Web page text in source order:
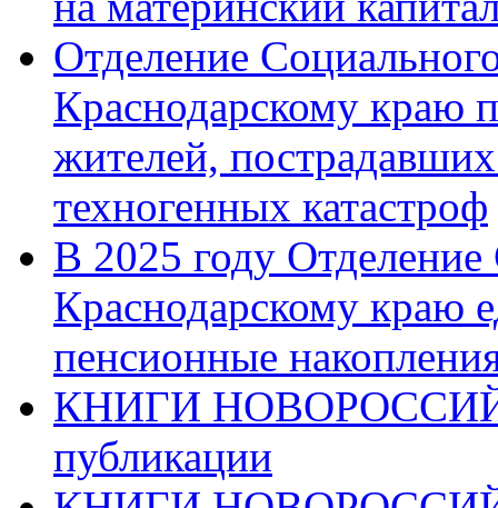
Отделение
Краснодарскому краю
жителей,
техногенных катастроф
В 2025 году
Краснодарскому краю
пенсионные
КНИГИ
публикации